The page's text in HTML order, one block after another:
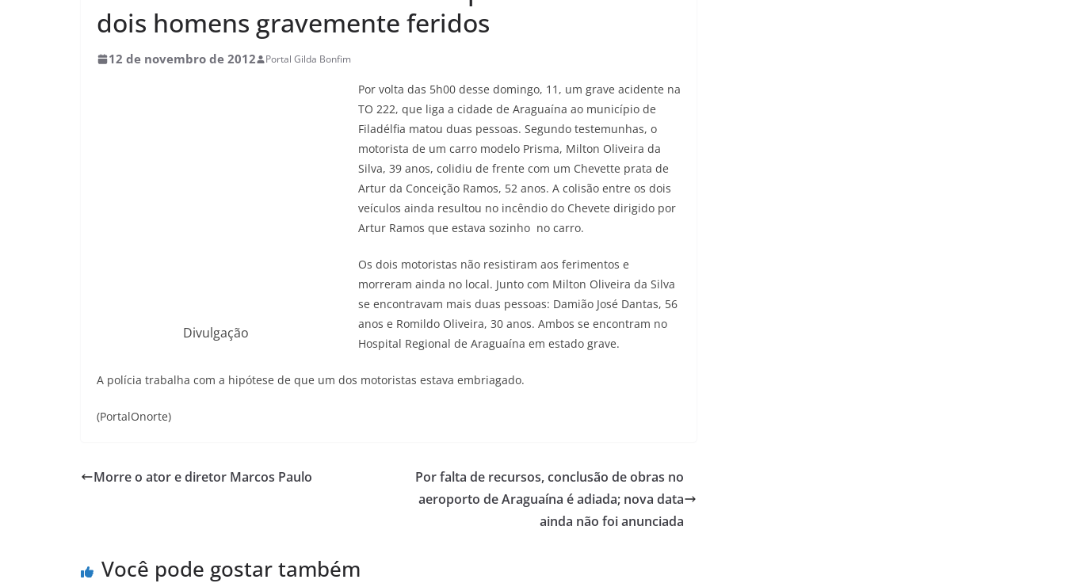
dois homens gravemente feridos
12 de novembro de 2012 Portal Gilda Bonfim
Divulgação
Por volta das 5h00 desse domingo, 11, um grave acidente na
TO 222, que liga a cidade de Araguaína ao município de
Filadélfia matou duas pessoas. Segundo testemunhas, o
motorista de um carro modelo Prisma, Milton Oliveira da
Silva, 39 anos, colidiu de frente com um Chevette prata de
Artur da Conceição Ramos, 52 anos. A colisão entre os dois
veículos ainda resultou no incêndio do Chevete dirigido por
Artur Ramos que estava sozinho no carro.
Os dois motoristas não resistiram aos ferimentos e
morreram ainda no local. Junto com Milton Oliveira da Silva
se encontravam mais duas pessoas: Damião José Dantas, 56
anos e Romildo Oliveira, 30 anos. Ambos se encontram no
Hospital Regional de Araguaína em estado grave.
A polícia trabalha com a hipótese de que um dos motoristas estava embriagado.
(PortalOnorte)
Morre o ator e diretor Marcos Paulo
Por falta de recursos, conclusão de obras no
aeroporto de Araguaína é adiada; nova data
ainda não foi anunciada
Você pode gostar também